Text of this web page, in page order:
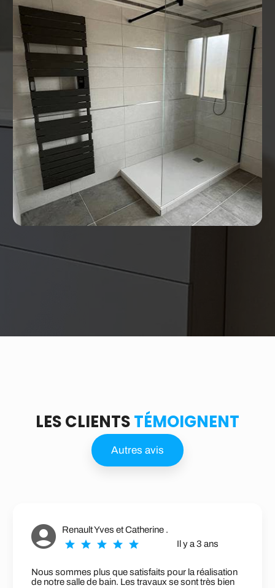
Les recherches les plus fréquentes :
Chauffagiste Tours
Chauffagiste Veigné
Chauffagiste La Riche
Chauffagiste Saint-Avertin
Chauffagiste Saint-Pierre-des-Corps
Chauffagiste Saint-Cyr-sur-Loire
Chauffagiste Fondettes
Chauffagiste Chambray-lès-Tours
LES CLIENTSTÉMOIGNENT
Autres avis
Renault Yves et Catherine .
Il y a 3 ans
sommes plus que satisfaits pour la réalisation
notre salle de bain. Les travaux se sont très bien